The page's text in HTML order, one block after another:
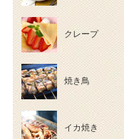
クレープ
焼き鳥
イカ焼き